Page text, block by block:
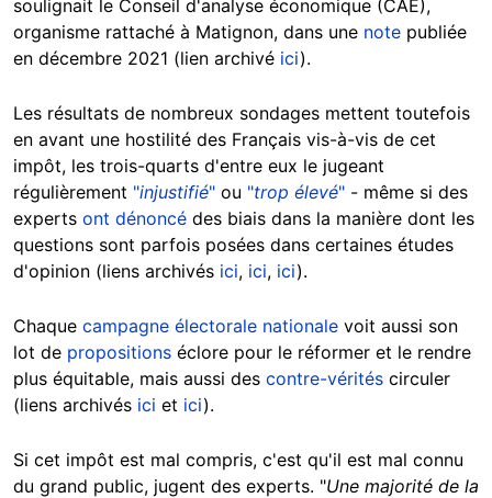
soulignait le Conseil d'analyse économique (CAE),
organisme rattaché à Matignon, dans une note publiée
en décembre 2021 (lien archivé ici).
Les résultats de nombreux sondages mettent toutefois
en avant une hostilité des Français vis-à-vis de cet
impôt, les trois-quarts d'entre eux le jugeant
régulièrement "injustifié" ou "trop élevé" - même si des
experts ont dénoncé des biais dans la manière dont les
questions sont parfois posées dans certaines études
d'opinion (liens archivés ici, ici, ici).
Chaque campagne électorale nationale voit aussi son
lot de propositions éclore pour le réformer et le rendre
plus équitable, mais aussi des contre-vérités circuler
(liens archivés ici et ici).
Si cet impôt est mal compris, c'est qu'il est mal connu
du grand public, jugent des experts. "Une majorité de la